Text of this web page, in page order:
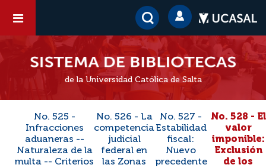
de la Universidad Católica de Salta
No. 525 -
Infracciones
aduaneras --
Naturaleza de la
multa -- Criterios
No. 526 - La
competencia
judicial
federal en
las Zonas
No. 527 -
Estabilidad
fiscal:
Nuevo
precedente
No. 528 - El
valor
imponible:
Exclusión
de los